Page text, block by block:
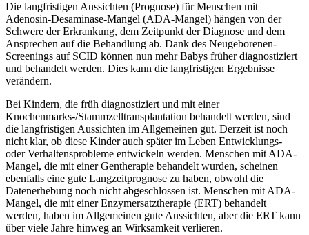
Die langfristigen Aussichten (Prognose) für Menschen mit
Adenosin-Desaminase-Mangel (ADA-Mangel) hängen von der
Schwere der Erkrankung, dem Zeitpunkt der Diagnose und dem
Ansprechen auf die Behandlung ab. Dank des Neugeborenen-
Screenings auf SCID können nun mehr Babys früher diagnostiziert
und behandelt werden. Dies kann die langfristigen Ergebnisse
verändern.
Bei Kindern, die früh diagnostiziert und mit einer
Knochenmarks-/Stammzelltransplantation behandelt werden, sind
die langfristigen Aussichten im Allgemeinen gut. Derzeit ist noch
nicht klar, ob diese Kinder auch später im Leben Entwicklungs-
oder Verhaltensprobleme entwickeln werden. Menschen mit ADA-
Mangel, die mit einer Gentherapie behandelt wurden, scheinen
ebenfalls eine gute Langzeitprognose zu haben, obwohl die
Datenerhebung noch nicht abgeschlossen ist. Menschen mit ADA-
Mangel, die mit einer Enzymersatztherapie (ERT) behandelt
werden, haben im Allgemeinen gute Aussichten, aber die ERT kann
über viele Jahre hinweg an Wirksamkeit verlieren.